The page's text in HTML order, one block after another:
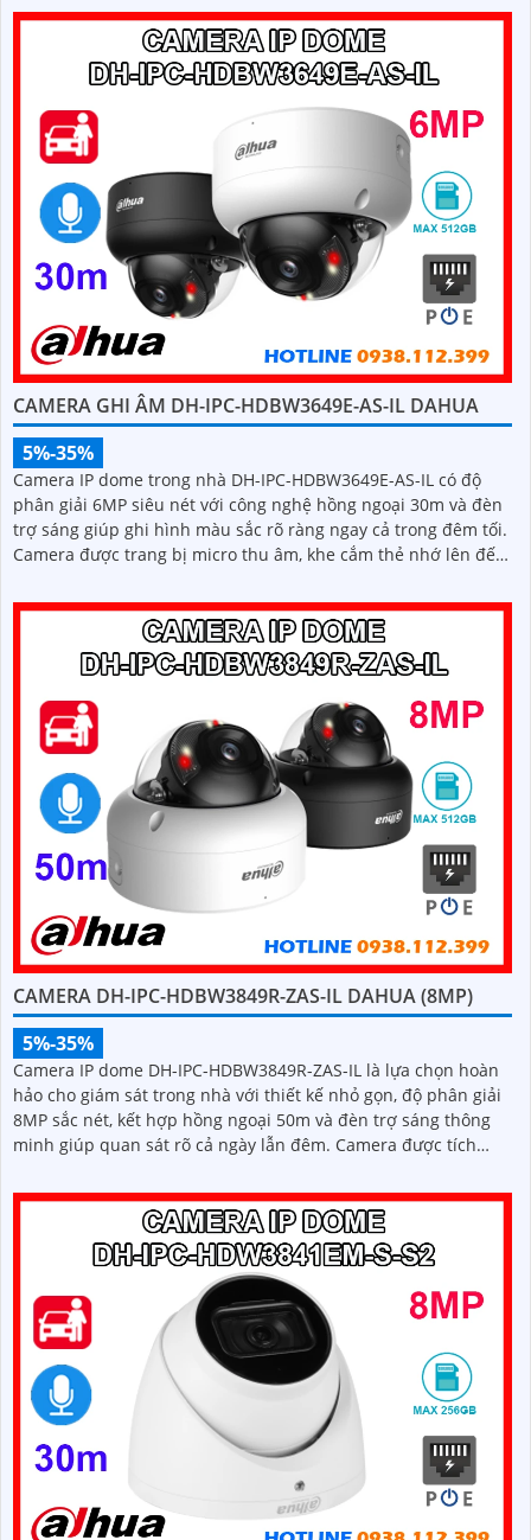
CAMERA GHI ÂM DH-IPC-HDBW3649E-AS-IL DAHUA
5%-35%
Camera IP dome trong nhà DH-IPC-HDBW3649E-AS-IL có độ
phân giải 6MP siêu nét với công nghệ hồng ngoại 30m và đèn
trợ sáng giúp ghi hình màu sắc rõ ràng ngay cả trong đêm tối.
Camera được trang bị micro thu âm, khe cắm thẻ nhớ lên đến
và phương tiện nâng cao hiệu quả giám sát
CAMERA DH-IPC-HDBW3849R-ZAS-IL DAHUA (8MP)
5%-35%
Camera IP dome DH-IPC-HDBW3849R-ZAS-IL là lựa chọn hoàn
hảo cho giám sát trong nhà với thiết kế nhỏ gọn, độ phân giải
8MP sắc nét, kết hợp hồng ngoại 50m và đèn trợ sáng thông
minh giúp quan sát rõ cả ngày lẫn đêm. Camera được tích
phân biệt người và phương tiện, nâng cao độ chính xác trong
cảnh báo, hỗ trợ POE tiện lợi